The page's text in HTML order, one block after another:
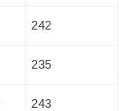
242
235
243